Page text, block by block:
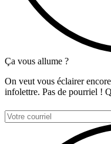
Ça vous allume ?
On veut vous éclairer
infolettre. Pas de pourriel !